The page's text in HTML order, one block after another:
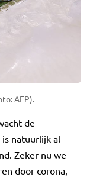
AFP).
de
natuurlijk al
Zeker nu we
door corona,